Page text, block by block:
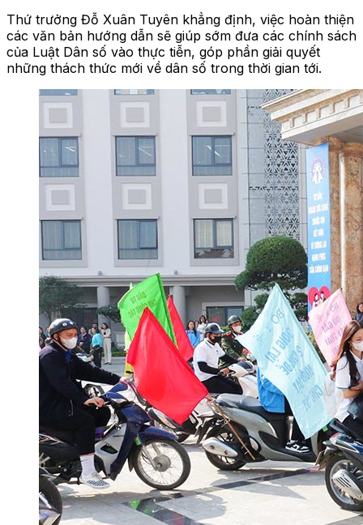
Thứ trưởng Đỗ Xuân Tuyên khẳng định, việc hoàn thiện
các văn bản hướng dẫn sẽ giúp sớm đưa các chính sách
của Luật Dân số vào thực tiễn, góp phần giải quyết
những thách thức mới về dân số trong thời gian tới.